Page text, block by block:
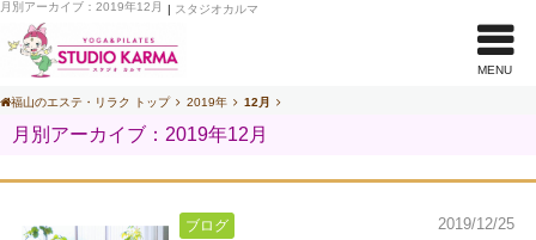
MENU
月別アーカイブ：2019年12月 | スタジオカルマ
福山のエステ・リラク トップ 2019年 12月
月別アーカイブ：2019年12月
ブログ 2019/12/25